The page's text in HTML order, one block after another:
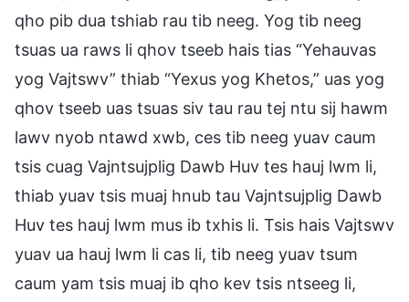
qho pib dua tshiab rau tib neeg. Yog tib neeg
tsuas ua raws li qhov tseeb hais tias “Yehauvas
yog Vajtswv” thiab “Yexus yog Khetos,” uas yog
qhov tseeb uas tsuas siv tau rau tej ntu sij hawm
lawv nyob ntawd xwb, ces tib neeg yuav caum
tsis cuag Vajntsujplig Dawb Huv tes hauj lwm li,
thiab yuav tsis muaj hnub tau Vajntsujplig Dawb
Huv tes hauj lwm mus ib txhis li. Tsis hais Vajtswv
yuav ua hauj lwm li cas li, tib neeg yuav tsum
caum yam tsis muaj ib qho kev tsis ntseeg li,